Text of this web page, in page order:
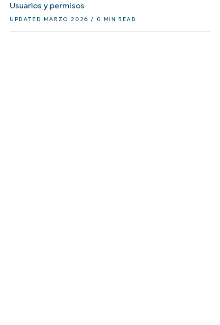
Usuarios y permisos
UPDATED MARZO 2026 / 0 MIN READ